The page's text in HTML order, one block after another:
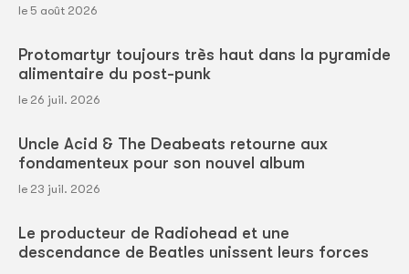
le 5 août 2026
Protomartyr toujours très haut dans la pyramide
alimentaire du post-punk
le 26 juil. 2026
Uncle Acid & The Deabeats retourne aux
fondamenteux pour son nouvel album
le 23 juil. 2026
Le producteur de Radiohead et une
descendance de Beatles unissent leurs forces